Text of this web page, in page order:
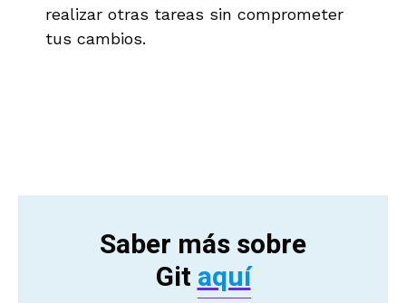
realizar otras tareas sin comprometer
tus cambios.
Saber más sobre
Gitaquí